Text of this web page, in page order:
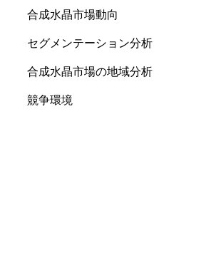
合成水晶市場動向
セグメンテーション分析
合成水晶市場の地域分析
競争環境